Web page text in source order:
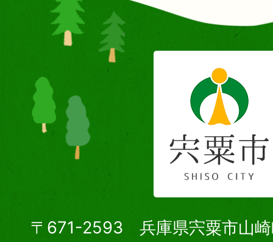
〒671-2593 兵庫県宍粟市山崎